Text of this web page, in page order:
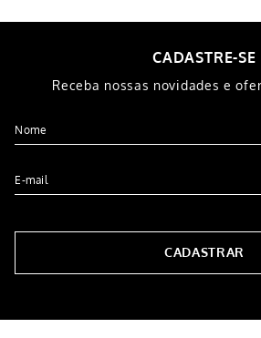
CADASTRE-SE
Receba nossas novidades e
CADASTRAR